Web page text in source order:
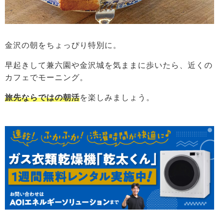
金沢の朝をちょっぴり特別に。
早起きして兼六園や金沢城を気ままに歩いたら、近くの
カフェでモーニング。
旅先ならではの朝活を楽しみましょう。